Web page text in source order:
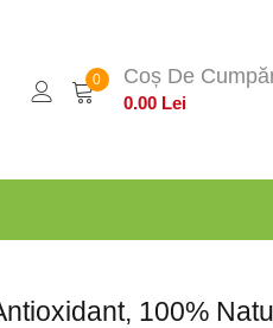
0 Coș De
0.00 Lei
100%